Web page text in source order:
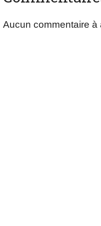
Aucun commentaire à